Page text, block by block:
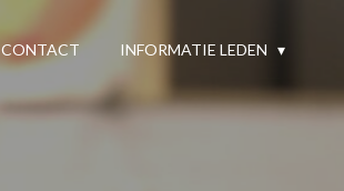
CONTACT INFORMATIE LEDEN